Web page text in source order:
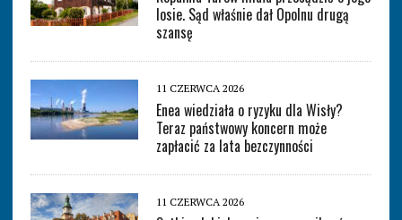
losie. Sąd właśnie dał Opolnu drugą
szansę
11 CZERWCA 2026
Enea wiedziała o ryzyku dla Wisły?
Teraz państwowy koncern może
zapłacić za lata bezczynności
11 CZERWCA 2026